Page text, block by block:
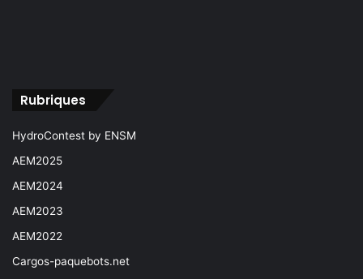
Rubriques
HydroContest by ENSM
AEM2025
AEM2024
AEM2023
AEM2022
Cargos-paquebots.net